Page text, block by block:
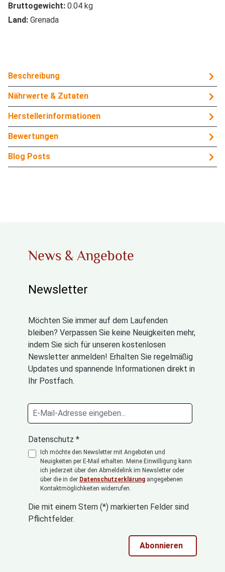
Bruttogewicht: 0.04 kg
Land: Grenada
Beschreibung
Nährwerte & Zutaten
Herstellerinformationen
Bewertungen
Blog Posts
News & Angebote
Newsletter
Möchten Sie immer auf dem Laufenden
bleiben? Verpassen Sie keine Neuigkeiten mehr,
indem Sie sich für unseren kostenlosen
Newsletter anmelden! Erhalten Sie regelmäßig
Updates und spannende Informationen direkt in
Ihr Postfach.
Datenschutz *
Ich möchte den Newsletter mit Angeboten und
Neuigkeiten per E-Mail erhalten. Meine Einwilligung kann
ich jederzeit über den Abmeldelink im Newsletter oder
über die in der Datenschutzerklärung angegebenen
Kontaktmöglichkeiten widerrufen.
Die mit einem Stern (*) markierten Felder sind
Pflichtfelder.
Abonnieren